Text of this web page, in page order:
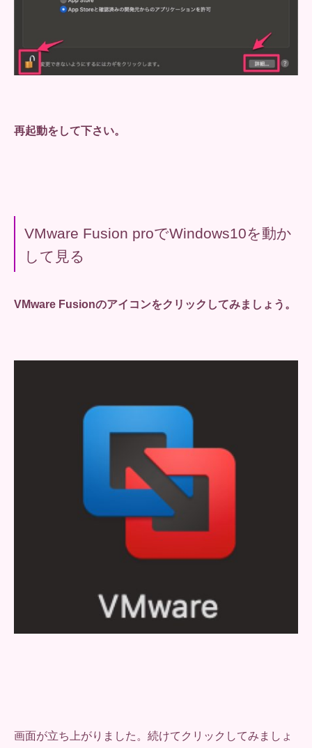
再起動をして下さい。
VMware Fusion proでWindows10を動か
して見る
VMware Fusionのアイコンをクリックしてみましょう。
画面が立ち上がりました。続けてクリックしてみましょ